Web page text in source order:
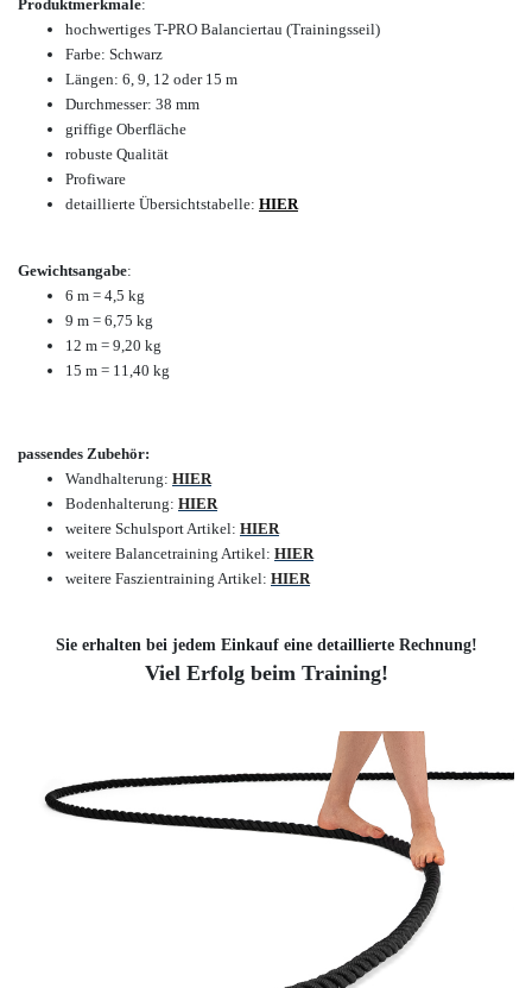
Produktmerkmale:
hochwertiges T-PRO Balanciertau (Trainingsseil)
Farbe: Schwarz
Längen: 6, 9, 12 oder 15 m
Durchmesser: 38 mm
griffige Oberfläche
robuste Qualität
Profiware
detaillierte Übersichtstabelle: HIER
Gewichtsangabe:
6 m = 4,5 kg
9 m = 6,75 kg
12 m = 9,20 kg
15 m = 11,40 kg
passendes Zubehör:
Wandhalterung: HIER
Bodenhalterung: HIER
weitere Schulsport Artikel: HIER
weitere Balancetraining Artikel: HIER
weitere Faszientraining Artikel: HIER
Sie erhalten bei jedem Einkauf eine detaillierte Rechnung!
Viel Erfolg beim Training!